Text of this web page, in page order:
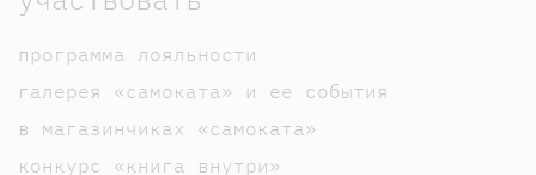
программа лояльности
галерея «самоката» и ее события
в магазинчиках «самоката»
конкурс «книга внутри»